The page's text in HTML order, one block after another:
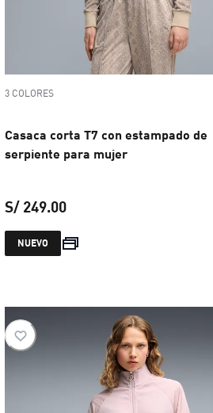
3 COLORES
Casaca corta T7 con estampado de
serpiente para mujer
S/ 249.00
precio actual S/ 249.00
NUEVO